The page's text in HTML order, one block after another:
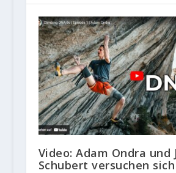
Video: Adam Ondra und
Schubert versuchen sich